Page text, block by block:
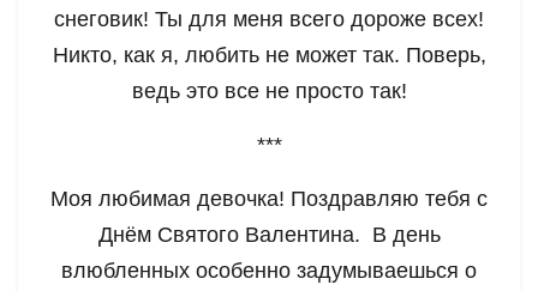
снеговик! Ты для меня всего дороже всех!
Никто, как я, любить не может так. Поверь,
ведь это все не просто так!
***
Моя любимая девочка! Поздравляю тебя с
Днём Святого Валентина. В день
влюбленных особенно задумываешься о